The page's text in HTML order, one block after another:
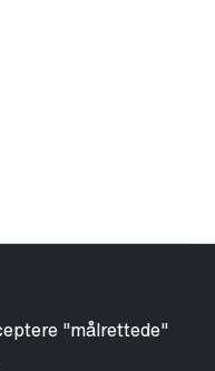
"målrettede"